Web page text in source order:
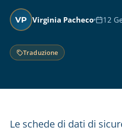
VP Virginia Pacheco 12
Traduzione
Le schede di dati di